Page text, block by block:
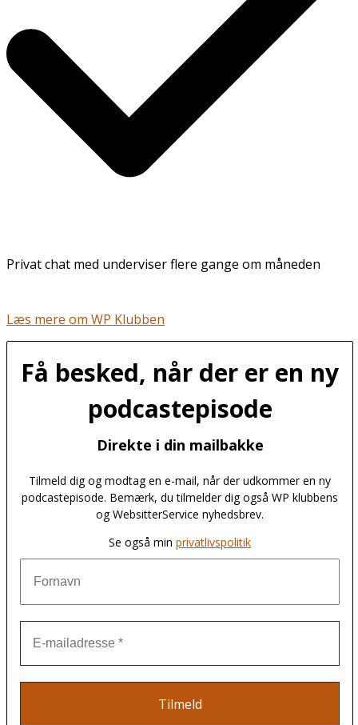
Privat chat med underviser flere gange om måneden
Læs mere om WP Klubben
Få besked, når der er en ny
podcastepisode
Direkte i din mailbakke
Tilmeld dig og modtag en e-mail, når der udkommer en ny
podcastepisode. Bemærk, du tilmelder dig også WP klubbens
og WebsitterService nyhedsbrev.
Se også min privatlivspolitik